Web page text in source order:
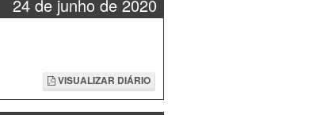
24 de junho de 2020
VISUALIZAR DIÁRIO